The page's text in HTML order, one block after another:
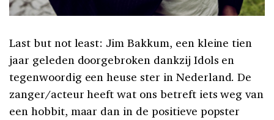
Last but not least: Jim Bakkum, een kleine tien
jaar geleden doorgebroken dankzij Idols en
tegenwoordig een heuse ster in Nederland. De
zanger/acteur heeft wat ons betreft iets weg van
een hobbit, maar dan in de positieve popster